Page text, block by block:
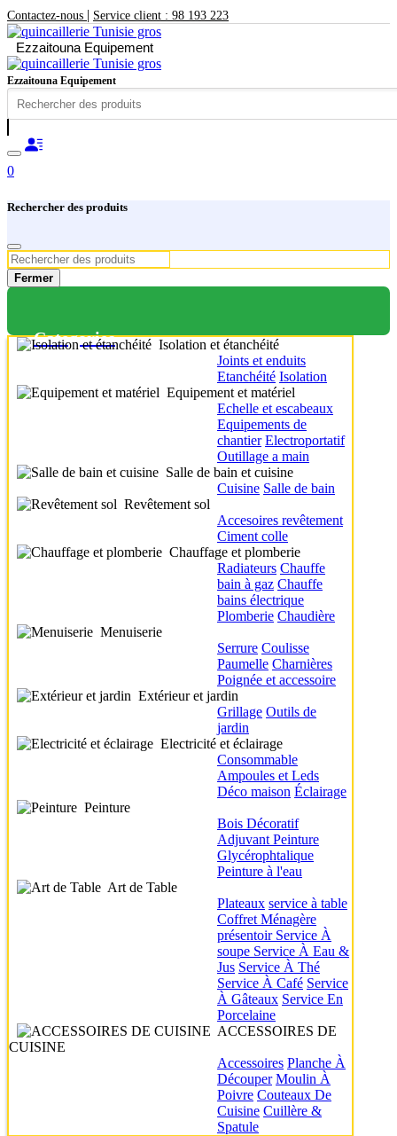
Contactez-nous | Service client : 98 193 223
Ezzaitouna Equipement
Ezzaitouna Equipement
0
Rechercher des produits
Fermer
Categories
Isolation et étanchéité
Joints et enduits
Etanchéité Isolation
Equipement et matériel
Echelle et escabeaux
Equipements de
chantier Electroportatif
Outillage a main
Salle de bain et cuisine
Cuisine Salle de bain
Revêtement sol
Accesoires revêtement
Ciment colle
Chauffage et plomberie
Radiateurs Chauffe
bain à gaz Chauffe
bains électrique
Plomberie Chaudière
Menuiserie
Serrure Coulisse
Paumelle Charnières
Poignée et accessoire
Extérieur et jardin
Grillage Outils de
jardin
Electricité et éclairage
Consommable
Ampoules et Leds
Déco maison Éclairage
Peinture
Bois Décoratif
Adjuvant Peinture
Glycérophtalique
Peinture à l'eau
Art de Table
Plateaux service à table
Coffret Ménagère
présentoir Service À
soupe Service À Eau &
Jus Service À Thé
Service À Café Service
À Gâteaux Service En
Porcelaine
ACCESSOIRES DE
CUISINE
Accessoires Planche À
Découper Moulin À
Poivre Couteaux De
Cuisine Cuillère &
Spatule